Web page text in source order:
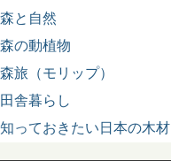
森と自然
森の動植物
森旅（モリップ）
田舎暮らし
知っておきたい日本の木材